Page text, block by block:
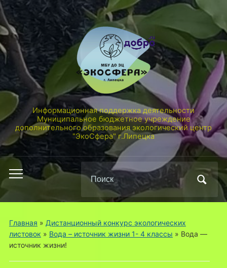
Информационная поддержка деятельности
Муниципальное бюджетное учреждение
дополнительного образования экологический центр
"ЭкоСфера" г.Липецка
Переключить
меню
Поиск
по:
Главная » Дистанционный конкурс экологических
листовок » Вода – источник жизни 1- 4 классы » Вода —
источник жизни!